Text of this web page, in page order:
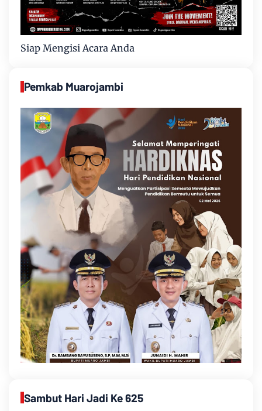
Siap Mengisi Acara Anda
Pemkab Muarojambi
Sambut Hari Jadi Ke 625